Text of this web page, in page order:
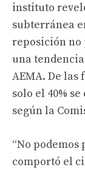
instituto
subterránea
reposición no
una
AEMA. De las
solo el 40%
según la
“No
comportó el